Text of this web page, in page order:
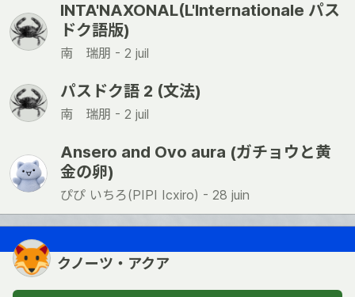
INTA'NAXONAL(L'Internationale パス
ドク語版)
南 瑞朋 - 2 juil
パスドク語 2 (文法)
南 瑞朋 - 2 juil
Ansero and Ovo aura (ガチョウと黄
金の卵)
ぴぴ いちろ(PIPI Icxiro) - 28 juin
クノーツ・アクア